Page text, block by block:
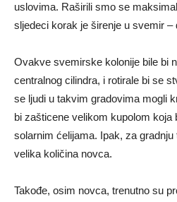
uslovima. Raširili smo se
sljedeci korak je širenje u svemir –
Ovakve svemirske kolonije bile bi
centralnog cilindra, i rotirale bi se
se ljudi u takvim gradovima mogli
bi zašticene velikom kupolom koja
solarnim ćelijama. Ipak, za
velika količina novca.
Takođe, osim novca, trenutno su